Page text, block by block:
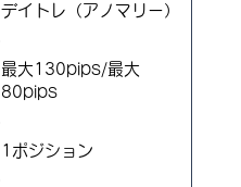
​デイトレ（アノマリー）
最大130pips/最大
80pips
1ポジション